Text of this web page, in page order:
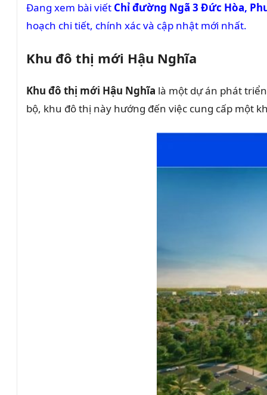
Đang xem bài viết Chỉ đường Ngã 3 Đức Hòa,
hoạch chi tiết, chính xác và cập nhật mới nhất.
Khu đô thị mới Hậu Nghĩa
Khu đô thị mới Hậu Nghĩa là một dự án phát
bộ, khu đô thị này hướng đến việc cung cấp một